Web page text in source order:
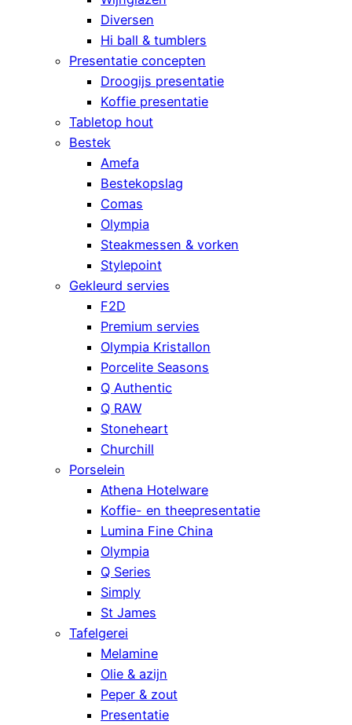
Diversen
Hi ball & tumblers
Presentatie concepten
Droogijs presentatie
Koffie presentatie
Tabletop hout
Bestek
Amefa
Bestekopslag
Comas
Olympia
Steakmessen & vorken
Stylepoint
Gekleurd servies
F2D
Premium servies
Olympia Kristallon
Porcelite Seasons
Q Authentic
Q RAW
Stoneheart
Churchill
Porselein
Athena Hotelware
Koffie- en theepresentatie
Lumina Fine China
Olympia
Q Series
Simply
St James
Tafelgerei
Melamine
Olie & azijn
Peper & zout
Presentatie